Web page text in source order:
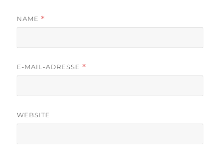
NAME *
E-MAIL-ADRESSE *
WEBSITE